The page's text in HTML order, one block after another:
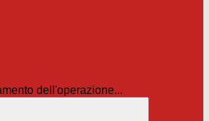
dell'operazione...